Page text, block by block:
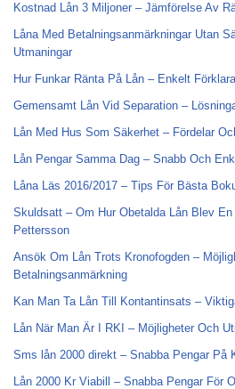
Kostnad Lån 3 Miljoner – Jämförelse Av
Låna Med Betalningsanmärkningar Utan
Utmaningar
Hur Funkar Ränta På Lån – Enkelt
Gemensamt Lån Vid Separation –
Lån Med Hus Som Säkerhet – Fördelar
Lån Pengar Samma Dag – Snabb Och
Låna Läs 2016/2017 – Tips För Bästa
Skuldsatt – Om Hur Obetalda Lån Blev
Pettersson
Ansök Om Lån Trots Kronofogden –
Betalningsanmärkning
Kan Man Ta Lån Till Kontantinsats –
Lån När Man Är I RKI – Möjligheter Och
Sms lån 2000 direkt – Snabba Pengar På
Lån 2000 Kr Viabill – Snabba Pengar För